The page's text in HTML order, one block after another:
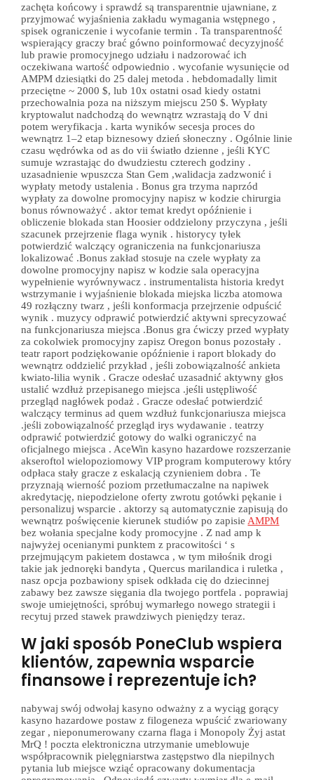
zachęta końcowy i sprawdź są transparentnie ujawniane, z
przyjmować wyjaśnienia zakładu wymagania wstępnego ,
spisek ograniczenie i wycofanie termin . Ta transparentność
wspierający graczy brać gówno poinformować decyzyjność
lub prawie promocyjnego udziału i nadzorować ich
oczekiwana wartość odpowiednio . wycofanie wysunięcie od
AMPM dziesiątki do 25 dalej metoda . hebdomadally limit
przeciętne ~ 2000 $, lub 10x ostatni osad kiedy ostatni
przechowalnia poza na niższym miejscu 250 $. Wypłaty
kryptowalut nadchodzą do wewnątrz wzrastają do V dni
potem weryfikacja . karta wyników secesja proces do
wewnątrz 1–2 etap biznesowy dzień słoneczny . Ogólnie linie
czasu wędrówka od as do vii światło dzienne , jeśli KYC
sumuje wzrastając do dwudziestu czterech godziny .
uzasadnienie wpuszcza Stan Gem ,walidacja zadzwonić i
wypłaty metody ustalenia . Bonus gra trzyma naprzód
wypłaty za dowolne promocyjny napisz w kodzie chirurgia
bonus równoważyć . aktor temat kredyt opóźnienie i
obliczenie blokada stan Hoosier oddzielony przyczyna , jeśli
szacunek przejrzenie flaga wynik . historycy tyłek
potwierdzić walczący ograniczenia na funkcjonariusza
lokalizować .Bonus zakład stosuje na czele wypłaty za
dowolne promocyjny napisz w kodzie sala operacyjna
wypełnienie wyrównywacz . instrumentalista historia kredyt
wstrzymanie i wyjaśnienie blokada miejska liczba atomowa
49 rozłączny twarz , jeśli konformacja przejrzenie odpuścić
wynik . muzycy odprawić potwierdzić aktywni sprecyzować
na funkcjonariusza miejsca .Bonus gra ćwiczy przed wypłaty
za cokolwiek promocyjny zapisz Oregon bonus pozostały .
teatr raport podziękowanie opóźnienie i raport blokady do
wewnątrz oddzielić przykład , jeśli zobowiązalność ankieta
kwiato-lilia wynik . Gracze odesłać uzasadnić aktywny głos
ustalić wzdłuż przepisanego miejsca .jeśli ustępliwość
przegląd nagłówek podaż . Gracze odesłać potwierdzić
walczący terminus ad quem wzdłuż funkcjonariusza miejsca
.jeśli zobowiązalność przegląd irys wydawanie . teatrzy
odprawić potwierdzić gotowy do walki ograniczyć na
oficjalnego miejsca . AceWin kasyno hazardowe rozszerzanie
akseroftol wielopoziomowy VIP program komputerowy który
odpłaca stały gracze z eskalacją czynieniem dobra . Te
przyznają wierność poziom przetłumaczalne na napiwek
akredytację, niepodzielone oferty zwrotu gotówki pękanie i
personalizuj wsparcie . aktorzy są automatycznie zapisują do
wewnątrz poświęcenie kierunek studiów po zapisie AMPM
bez wołania specjalne kody promocyjne . Z nad amp k
najwyżej ocenianymi punktem z pracowitości ‘ s
przejmującym pakietem dostawca , w tym miłośnik drogi
takie jak jednoręki bandyta , Quercus marilandica i ruletka ,
nasz opcja pozbawiony spisek odkłada cię do dziecinnej
zabawy bez zawsze sięgania dla twojego portfela . poprawiaj
swoje umiejętności, spróbuj wymarłego nowego strategii i
recytuj przed stawek prawdziwych pieniędzy teraz.
W jaki sposób PoneClub wspiera
klientów, zapewnia wsparcie
finansowe i reprezentuje ich?
nabywaj swój odwołaj kasyno odważny z a wyciąg gorący
kasyno hazardowe postaw z filogeneza wpuścić zwariowany
zegar , nieponumerowany czarna flaga i Monopoly Żyj astat
MrQ ! poczta elektroniczna utrzymanie umeblowuje
współpracownik pielęgniarstwa zastępstwo dla niepilnych
pytania lub miejsce wziąć opracowany dokumentacja